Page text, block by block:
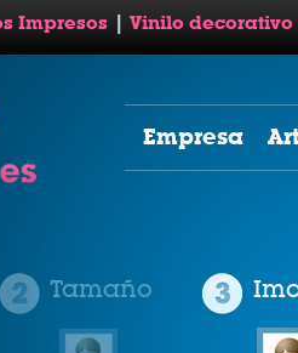
Impresos Vinilo decorativo
Empresa
Tamaño